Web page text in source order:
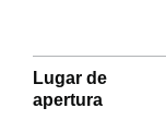
Lugar de
apertura